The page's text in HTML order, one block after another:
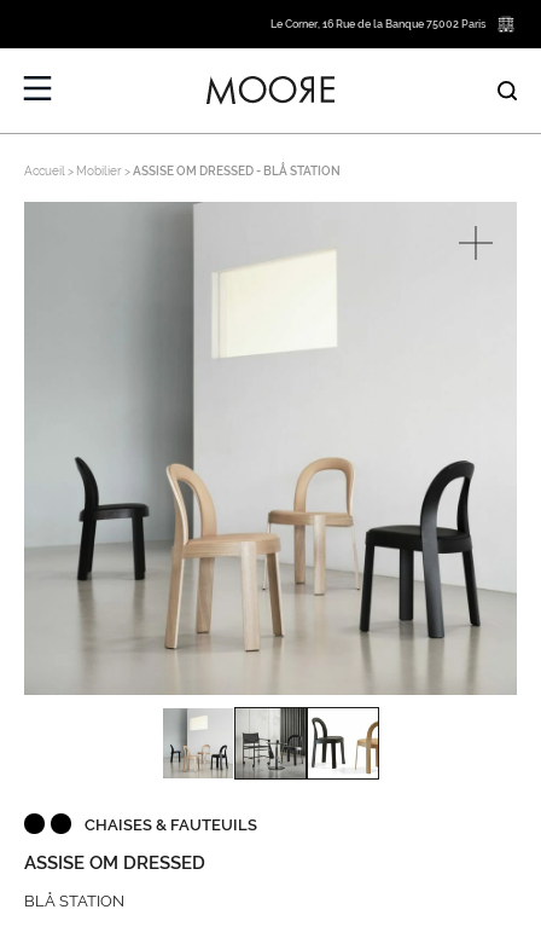
Le Corner, 16 Rue de la Banque 75002 Paris
Accueil Mobilier ASSISE OM DRESSED - BLÅ STATION
CHAISES & FAUTEUILS
ASSISE OM DRESSED
BLÅ STATION